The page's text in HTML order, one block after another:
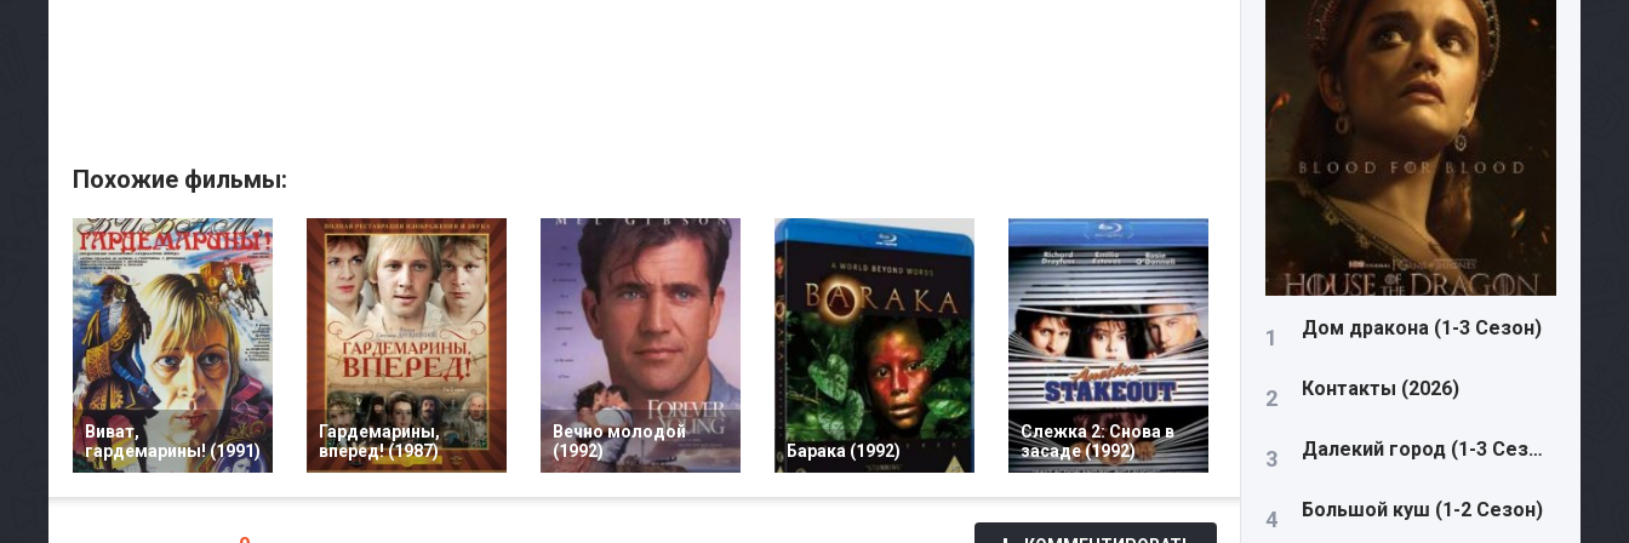
Похожие фильмы:
Виват,
гардемарины! (1991)
Гардемарины,
вперед! (1987)
Вечно молодой
(1992)
Барака (1992)
Слежка 2: Снова в
засаде (1992)
Дом дракона (1-3 Сезон)
Контакты (2026)
Далекий город (1-3 Сезон)
Большой куш (1-2 Сезон)